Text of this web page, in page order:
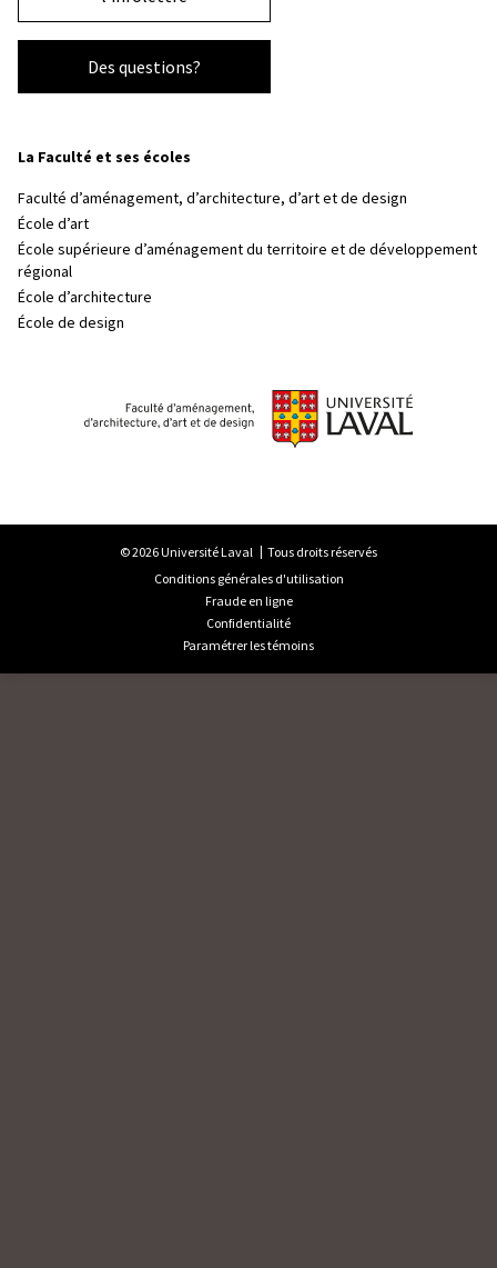
Des questions?
La Faculté et ses écoles
Faculté d’aménagement, d’architecture, d’art et de design
École d’art
École supérieure d’aménagement du territoire et de développement
régional
École d’architecture
École de design
© 2026 Université Laval
Tous droits réservés
Conditions générales d'utilisation
Fraude en ligne
Confidentialité
Paramétrer les témoins